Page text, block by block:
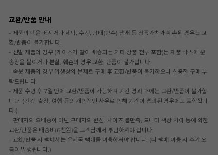
교환/반품 안내
- 제품의 택을 떼시거나 세탁, 수선, 담배(향수) 냄새 등 상품가치가 훼손된 경우는 교
환/반품이 불가합니다.
- 신발 제품의 경우 (케이스가 같이 배송되는 기타 상품 전부 포함)는 제품 박스에 운
송장을 붙이거나 분실, 훼손의 경우 교환, 반품이 불가합니다.
- 속옷 제품의 경우 위생상의 문제로 구매 후 교환/반품이 불가하오니 신중한 구매 부
탁드립니다.
- 제품 수령 후 7일 안에 교환/반품이 가능하며 기간 경과 후에는 교환/반품이 불가합
니다. (건강, 출장, 여행 등의 개인적인 사유로 인해 기간이 경과된 경우에도 포함됩니
다.)
- 판매자의 오배송이 아닌 구매자의 변심, 사이즈 불만족, 모니터 색상 차이 등에 의한
교환/반품은 배송비(6천원)을 고객님께서 부담하셔야 합니다.
- 교환/반품 시 택배사는 우체국 택배를 이용하셔야 합니다. (타 택배 이용 시 추가 요
금이 발생됩니다.)